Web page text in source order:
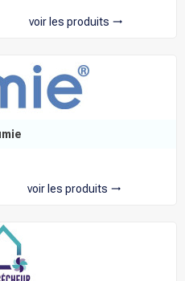
voir les produits trending_flat
voir les produits trending_flat